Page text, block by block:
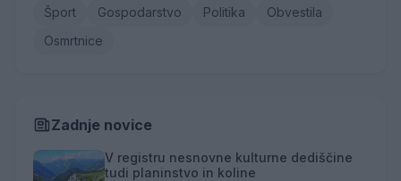
Šport
Gospodarstvo Politika
Obvestila
Osmrtnice
Zadnje novice
V registru nesnovne kulturne dediščine
tudi planinstvo in koline